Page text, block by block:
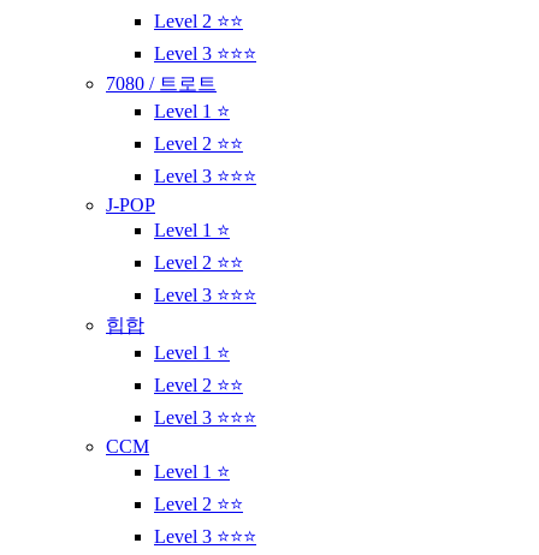
Level 2 ⭐⭐
Level 3 ⭐⭐⭐
7080 / 트로트
Level 1 ⭐
Level 2 ⭐⭐
Level 3 ⭐⭐⭐
J-POP
Level 1 ⭐
Level 2 ⭐⭐
Level 3 ⭐⭐⭐
힙합
Level 1 ⭐
Level 2 ⭐⭐
Level 3 ⭐⭐⭐
CCM
Level 1 ⭐
Level 2 ⭐⭐
Level 3 ⭐⭐⭐